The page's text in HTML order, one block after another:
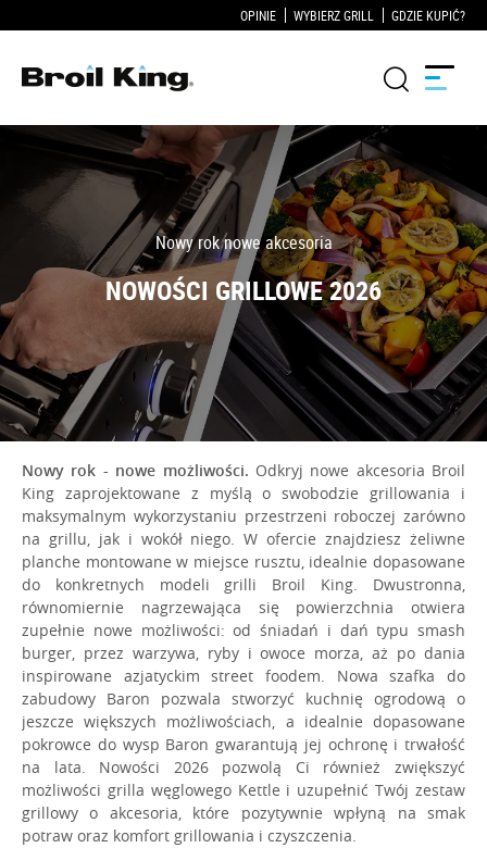
OPINIE WYBIERZ GRILL GDZIE KUPIĆ?
Grille
KUCHNIE OGRODOWE
Akcesoria do grillowania
Blog
Przepisy
O NAS
Nowy rok nowe akcesoria
Nowy rok - nowe możliwości. Odkryj nowe akcesoria Broil
King zaprojektowane z myślą o swobodzie grillowania i
maksymalnym wykorzystaniu przestrzeni roboczej zarówno
na grillu, jak i wokół niego. W ofercie znajdziesz żeliwne
planche montowane w miejsce rusztu, idealnie dopasowane
do konkretnych modeli grilli Broil King. Dwustronna,
równomiernie nagrzewająca się powierzchnia otwiera
zupełnie nowe możliwości: od śniadań i dań typu smash
burger, przez warzywa, ryby i owoce morza, aż po dania
inspirowane azjatyckim street foodem. Nowa szafka do
zabudowy Baron pozwala stworzyć kuchnię ogrodową o
jeszcze większych możliwościach, a idealnie dopasowane
pokrowce do wysp Baron gwarantują jej ochronę i trwałość
na lata. Nowości 2026 pozwolą Ci również zwiększyć
możliwości grilla węglowego Kettle i uzupełnić Twój zestaw
grillowy o akcesoria, które pozytywnie wpłyną na smak
potraw oraz komfort grillowania i czyszczenia.